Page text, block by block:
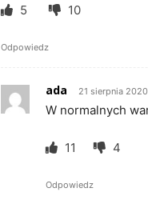
5 10
Odpowiedz
ada 21 sierpnia
W normalnych
11 4
Odpowiedz